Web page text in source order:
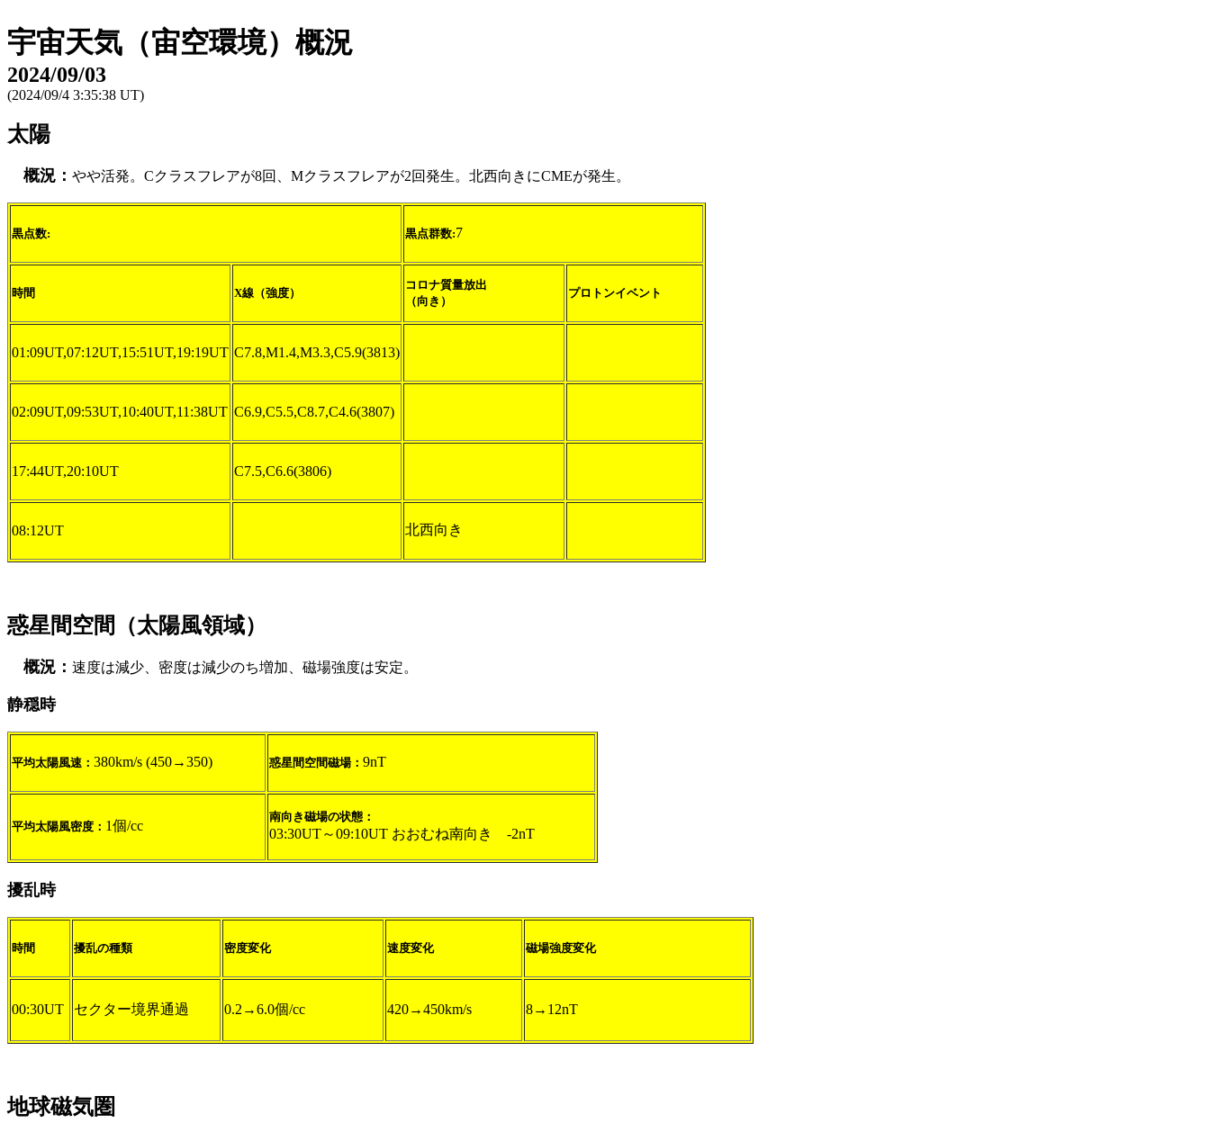
宇宙天気（宙空環境）概況
2024/09/03
(2024/09/4 3:35:38 UT)
太陽
概況： やや活発。Cクラスフレアが8回、Mクラスフレアが2回発生。北西向きにCMEが発生。
黒点数: 黒点群数:7
時間 X線（強度）
コロナ質量放出
（向き）
プロトンイベント
01:09UT,07:12UT,15:51UT,19:19UT C7.8,M1.4,M3.3,C5.9(3813)
02:09UT,09:53UT,10:40UT,11:38UT C6.9,C5.5,C8.7,C4.6(3807)
17:44UT,20:10UT C7.5,C6.6(3806)
08:12UT 北西向き
惑星間空間（太陽風領域）
概況： 速度は減少、密度は減少のち増加、磁場強度は安定。
静穏時
平均太陽風速： 380km/s (450→350) 惑星間空間磁場： 9nT
平均太陽風密度： 1個/cc
南向き磁場の状態：
03:30UT～09:10UT おおむね南向き -2nT
擾乱時
時間 擾乱の種類 密度変化 速度変化 磁場強度変化
00:30UT セクター境界通過 0.2→6.0個/cc 420→450km/s 8→12nT
地球磁気圏